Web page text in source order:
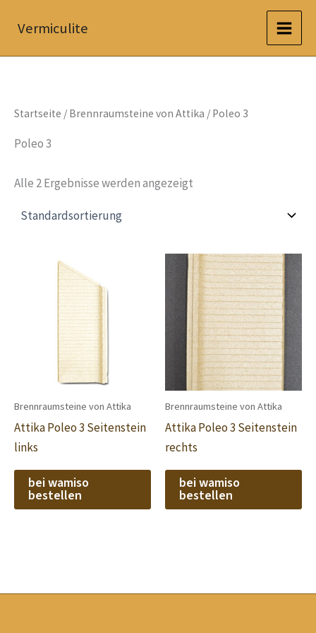
InhaltVermiculite
Startseite / Brennraumsteine von Attika / Poleo 3
Poleo 3
Alle 2 Ergebnisse werden angezeigt
Brennraumsteine von Attika
Attika Poleo 3 Seitenstein
links
bei wamiso
bestellen
Brennraumsteine von Attika
Attika Poleo 3 Seitenstein
rechts
bei wamiso
bestellen